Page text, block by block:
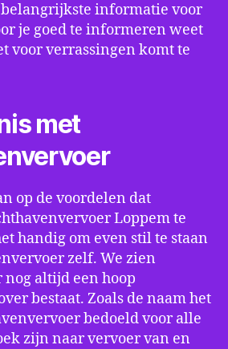
informatie voor
je goed te informeren weet
voor verrassingen komt te
met
op de voordelen dat
Loppem te
handig om even stil te staan
zelf. We zien
altijd een hoop
bestaat. Zoals de naam het
bedoeld voor alle
zijn naar vervoer van en